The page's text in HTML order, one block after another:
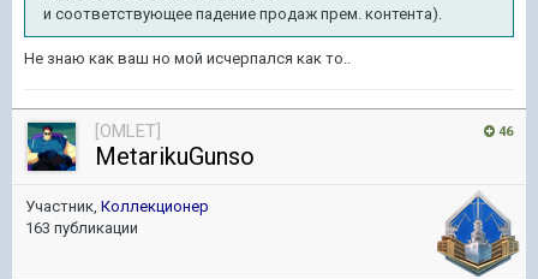
и соответствующее падение продаж прем. контента).
Не знаю как ваш но мой исчерпался как то..
46
[OMLET]
MetarikuGunso
Участник, Коллекционер
163 публикации